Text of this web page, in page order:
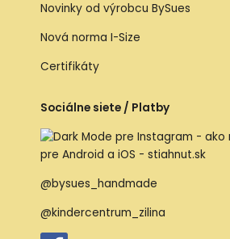
Novinky od výrobcu BySues
Nová norma I-Size
Certifikáty
Sociálne siete / Platby
@bysues_handmade
@kindercentrum_zilina